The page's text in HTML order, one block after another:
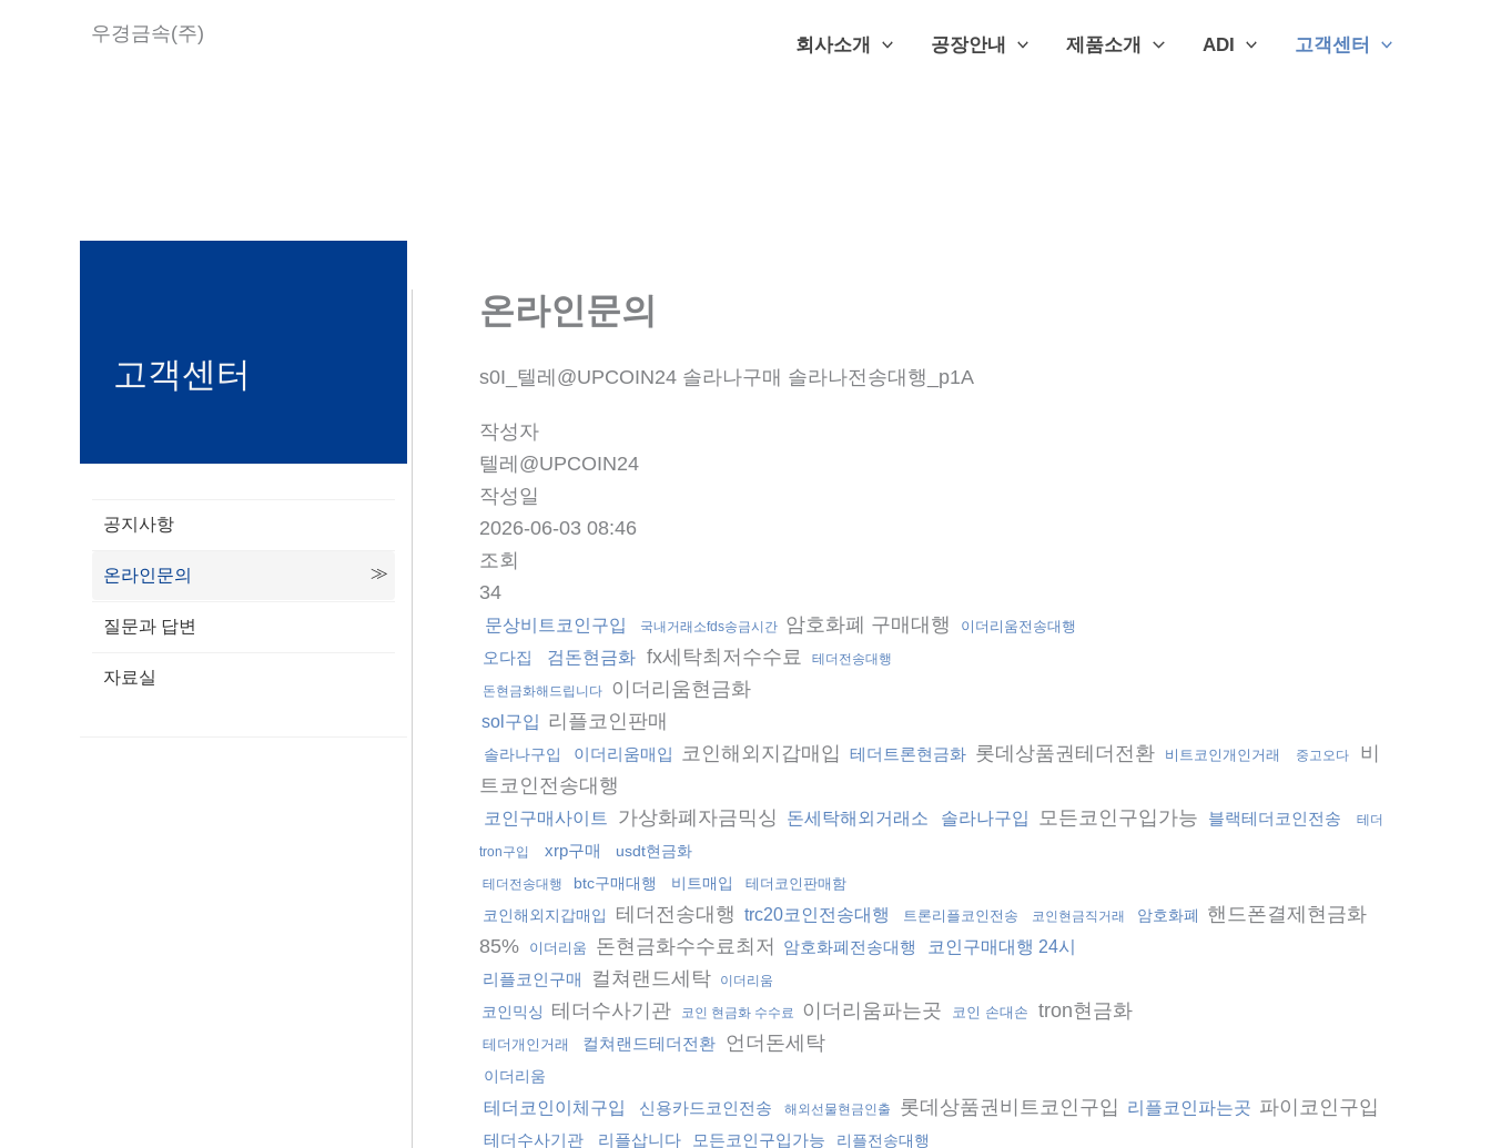
우경금속(주)
회사소개 공장안내 제품소개 ADI 고객센터
고객센터
공지사항
온라인문의
질문과 답변
자료실
온라인문의
s0I_텔레@UPCOIN24 솔라나구매 솔라나전송대행_p1A
작성자
텔레@UPCOIN24
작성일
2026-06-03 08:46
조회
34
문상비트코인구입 국내거래소fds송금시간 암호화폐 구매대행 이더리움전송대행
오다집 검돈현금화 fx세탁최저수수료 테더전송대행
돈현금화해드립니다 이더리움현금화
sol구입 리플코인판매
솔라나구입 이더리움매입 코인해외지갑매입 테더트론현금화 롯데상품권테더전환 비트코인개인거래 중고오다
비
트코인전송대행
코인구매사이트 가상화폐자금믹싱 돈세탁해외거래소 솔라나구입 모든코인구입가능 블랙테더코인전송 테더
tron구입 xrp구매 usdt현금화
테더전송대행 btc구매대행 비트매입 테더코인판매함
코인해외지갑매입 테더전송대행 trc20코인전송대행 트론리플코인전송 코인현금직거래 암호화폐
핸드폰결제현금화
85%
이더리움 돈현금화수수료최저 암호화폐전송대행
코인구매대행 24시
리플코인구매
컬쳐랜드세탁 이더리움
코인믹싱 테더수사기관 코인 현금화 수수료 이더리움파는곳 코인 손대손 tron현금화
테더개인거래 컬쳐랜드테더전환 언더돈세탁
이더리움
테더코인이체구입 신용카드코인전송 해외선물현금인출 롯데상품권비트코인구입 리플코인파는곳 파이코인구입
테더수사기관 리플삽니다 모든코인구입가능 리플전송대행